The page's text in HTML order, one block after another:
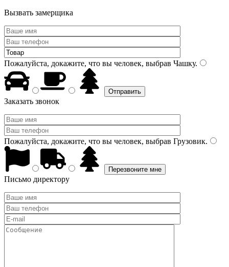
Вызвать замерщика
Пожалуйста, докажите, что вы человек, выбрав Чашку.
Заказать звонок
Пожалуйста, докажите, что вы человек, выбрав Грузовик.
Письмо директору